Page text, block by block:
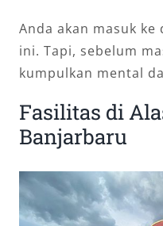
Anda akan masuk
ini. Tapi, sebelum
kumpulkan mental
Fasilitas di
Banjarbaru